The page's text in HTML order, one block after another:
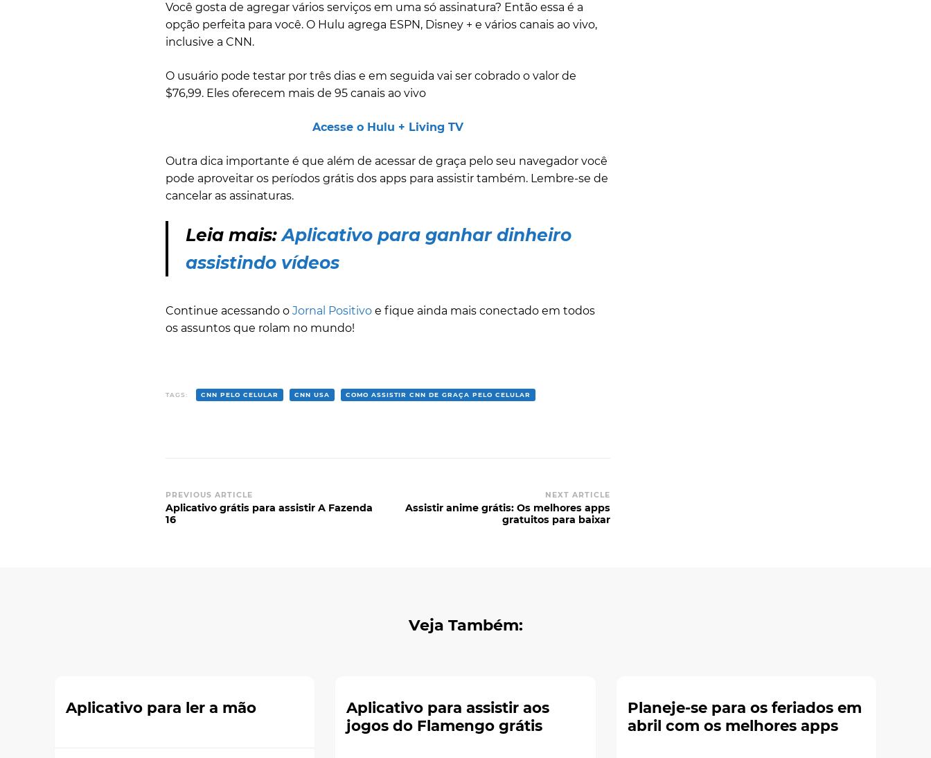
Você gosta de agregar vários serviços em uma só assinatura? Então essa é a
opção perfeita para você. O Hulu agrega ESPN, Disney + e vários canais ao vivo,
inclusive a CNN.
O usuário pode testar por três dias e em seguida vai ser cobrado o valor de
$76,99. Eles oferecem mais de 95 canais ao vivo
Acesse o Hulu + Living TV
Outra dica importante é que além de acessar de graça pelo seu navegador você
pode aproveitar os períodos grátis dos apps para assistir também. Lembre-se de
cancelar as assinaturas.
Leia mais:Aplicativo para ganhar dinheiro
assistindo vídeos
Continue acessando o Jornal Positivo e fique ainda mais conectado em todos
os assuntos que rolam no mundo!
TAGS: CNN PELO CELULAR CNN USA COMO ASSISTIR CNN DE GRAÇA PELO CELULAR
Post
Navigation
PREVIOUS ARTICLE
Aplicativo grátis para assistir A Fazenda
16
NEXT ARTICLE
Assistir anime grátis: Os melhores apps
gratuitos para baixar
Veja Também:
Aplicativo para ler a mão
Aplicativo para assistir aos
jogos do Flamengo grátis
Planeje-se para os feriados em
abril com os melhores apps